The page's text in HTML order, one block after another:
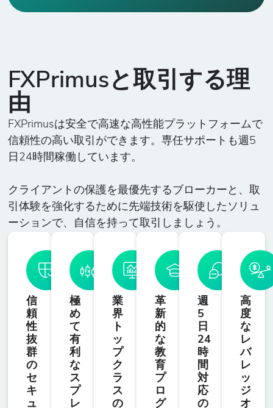
BSV/USD
ビットコイン・
キャッシュSV
対米ドル
ビットコイン
CHZ/USD
CKE/USD
パンケーキスワ
ップ対米ドル
17 10 50% 100
DOG/USD
ドージコイン対
米ドル
3 10 50% 100000
FXPrimusと取引する理
由
FXPrimusは安全で高速な高性能プラットフォームで
信頼性の高い取引ができます。専任サポートも週5
日24時間稼働しています。
クライアントの保護を最優先するブローカーと、取
引体験を強化するために先端技術を駆使したソリュ
ーションで、自信を持って取引しましょう。
信
頼
性
抜
群
の
セ
キ
ュ
極
め
て
有
利
な
ス
プ
レ
業
界
ト
ッ
プ
ク
ラ
ス
の
革
新
的
な
教
育
プ
ロ
グ
週
5
日
24
時
間
対
応
の
高
度
な
レ
バ
レ
ッ
ジ
オ